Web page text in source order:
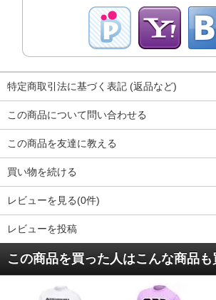
特定商取引法に基づく表記 (返品など)
この商品について問い合わせる
この商品を友達に教える
買い物を続ける
レビューを見る(0件)
レビューを投稿
この商品を買った人はこんな商品